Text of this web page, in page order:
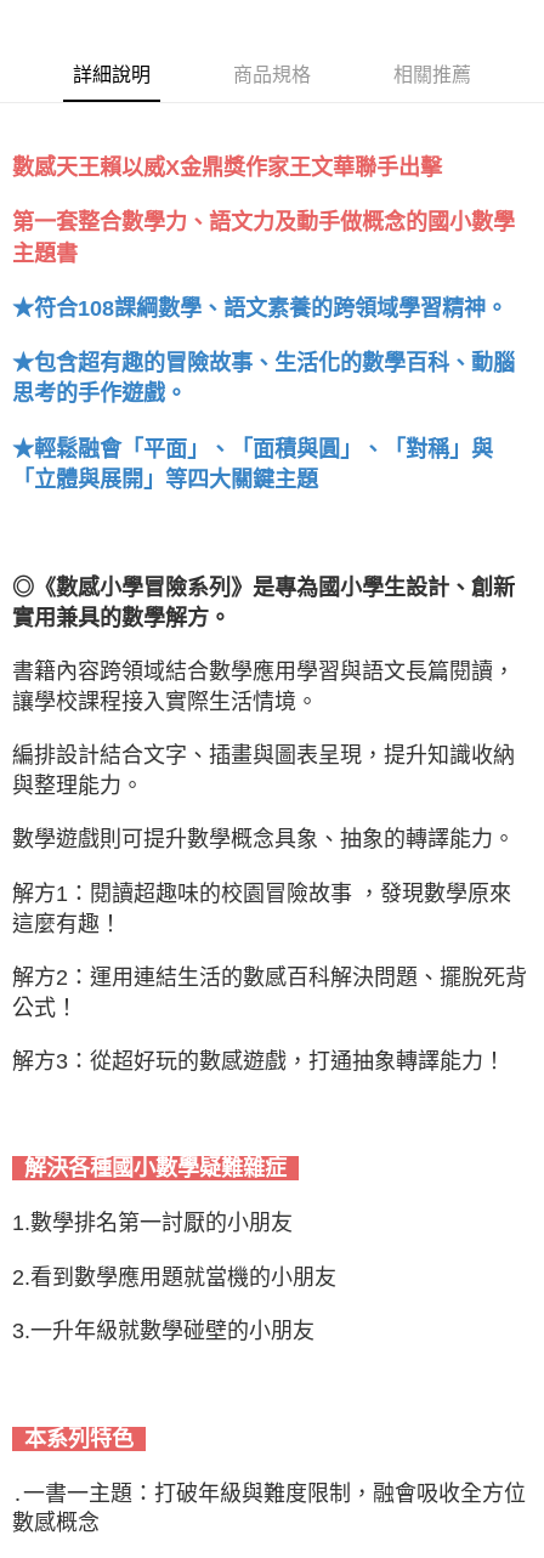
詳細說明 商品規格 相關推薦
數感天王賴以威X金鼎獎作家王文華聯手出擊
第一套整合數學力、語文力及動手做概念的國小數學
主題書
★符合108課綱數學、語文素養的跨領域學習精神。
★包含超有趣的冒險故事、生活化的數學百科、動腦
思考的手作遊戲。
★輕鬆融會「平面」、「面積與圓」、「對稱」與
「立體與展開」等四大關鍵主題
◎《數感小學冒險系列》是專為國小學生設計、創新
實用兼具的數學解方。
書籍內容跨領域結合數學應用學習與語文長篇閱讀，
讓學校課程接入實際生活情境。
編排設計結合文字、插畫與圖表呈現，提升知識收納
與整理能力。
數學遊戲則可提升數學概念具象、抽象的轉譯能力。
解方1：閱讀超趣味的校園冒險故事 ，發現數學原來
這麼有趣！
解方2：運用連結生活的數感百科解決問題、擺脫死背
公式！
解方3：從超好玩的數感遊戲，打通抽象轉譯能力！
解決各種國小數學疑難雜症
1.數學排名第一討厭的小朋友
2.看到數學應用題就當機的小朋友
3.一升年級就數學碰壁的小朋友
本系列特色
․一書一主題：打破年級與難度限制，融會吸收全方位
數感概念